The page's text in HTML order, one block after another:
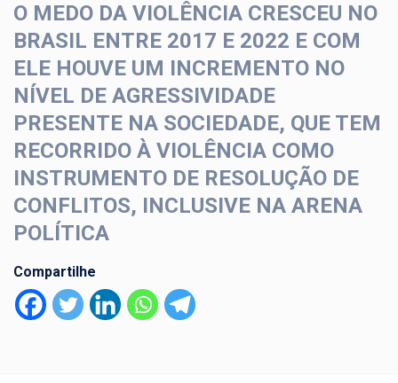
O MEDO DA VIOLÊNCIA CRESCEU NO
BRASIL ENTRE 2017 E 2022 E COM
ELE HOUVE UM INCREMENTO NO
NÍVEL DE AGRESSIVIDADE
PRESENTE NA SOCIEDADE, QUE TEM
RECORRIDO À VIOLÊNCIA COMO
INSTRUMENTO DE RESOLUÇÃO DE
CONFLITOS, INCLUSIVE NA ARENA
POLÍTICA
Compartilhe